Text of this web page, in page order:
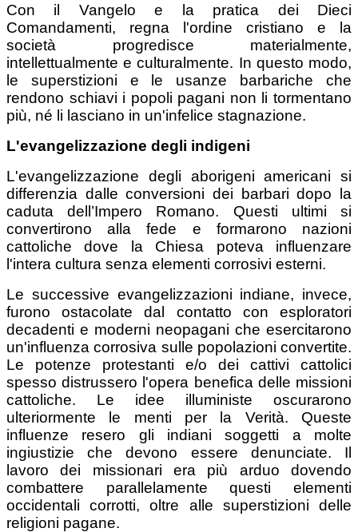
Con il Vangelo e la pratica dei Dieci
Comandamenti, regna l'ordine cristiano e la
società progredisce materialmente,
intellettualmente e culturalmente. In questo modo,
le superstizioni e le usanze barbariche che
rendono schiavi i popoli pagani non li tormentano
più, né li lasciano in un'infelice stagnazione.
L'evangelizzazione degli indigeni
L'evangelizzazione degli aborigeni americani si
differenzia dalle conversioni dei barbari dopo la
caduta dell’Impero Romano. Questi ultimi si
convertirono alla fede e formarono nazioni
cattoliche dove la Chiesa poteva influenzare
l'intera cultura senza elementi corrosivi esterni.
Le successive evangelizzazioni indiane, invece,
furono ostacolate dal contatto con esploratori
decadenti e moderni neopagani che esercitarono
un'influenza corrosiva sulle popolazioni convertite.
Le potenze protestanti e/o dei cattivi cattolici
spesso distrussero l'opera benefica delle missioni
cattoliche. Le idee illuministe oscurarono
ulteriormente le menti per la Verità. Queste
influenze resero gli indiani soggetti a molte
ingiustizie che devono essere denunciate. Il
lavoro dei missionari era più arduo dovendo
combattere parallelamente questi elementi
occidentali corrotti, oltre alle superstizioni delle
religioni pagane.